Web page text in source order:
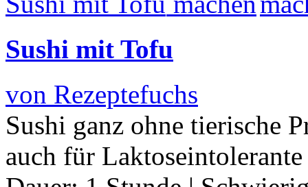
Sushi mit Tofu
von Rezeptefuchs
Sushi ganz ohne tierische
auch für